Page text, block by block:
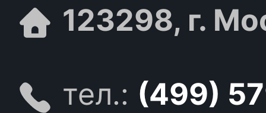
123298, г.
тел.: (499)